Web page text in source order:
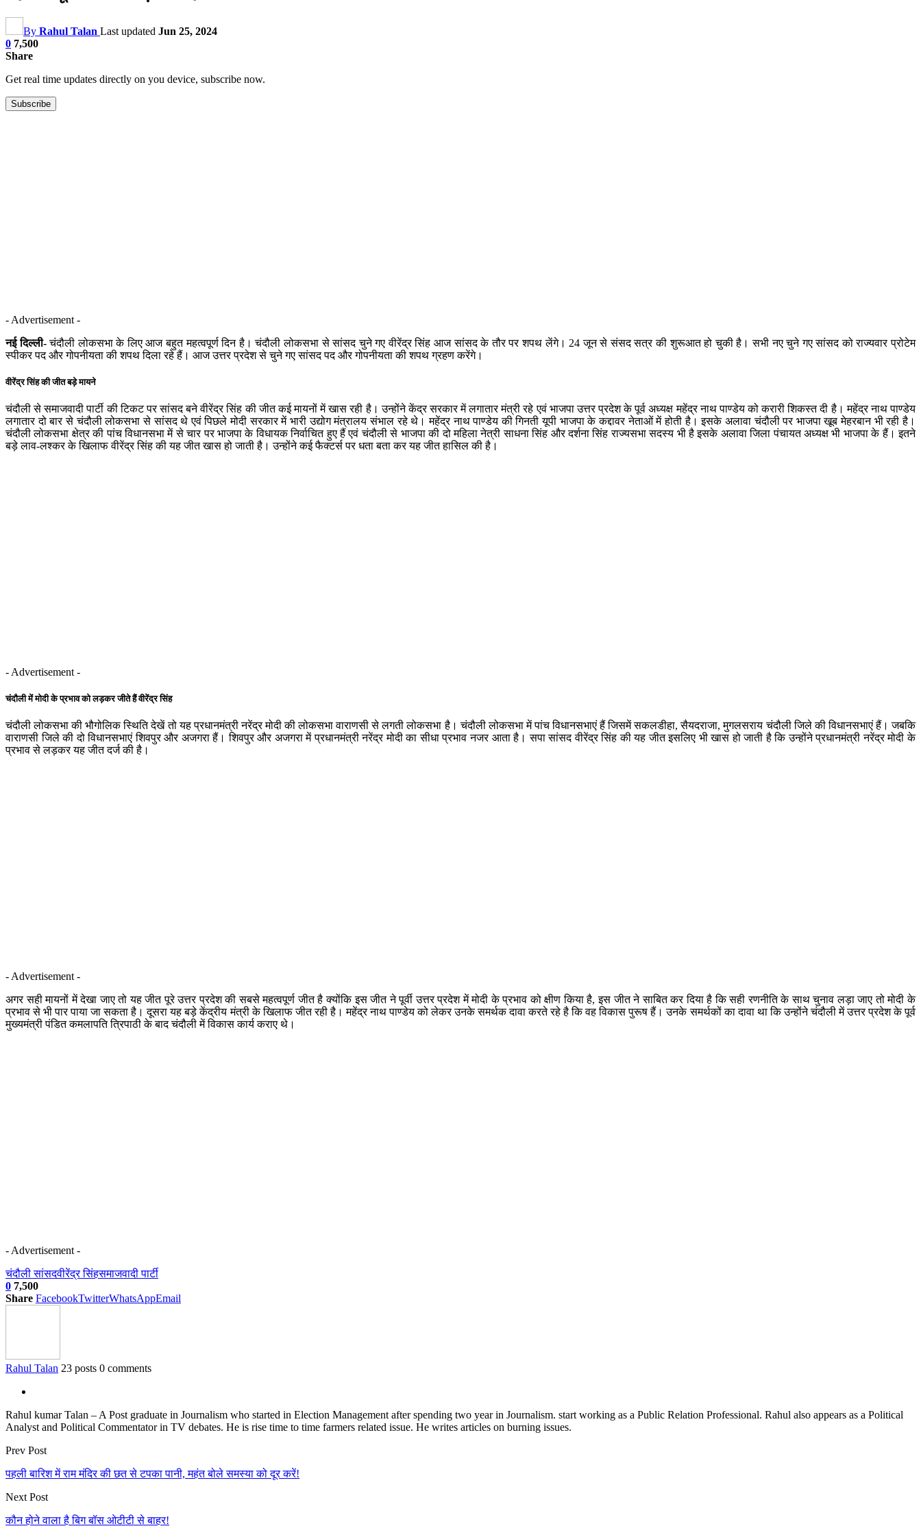
By Rahul Talan Last updated Jun 25, 2024
0 7,500
Share
Get real time updates directly on you device, subscribe now.
Subscribe
- Advertisement -
नई दिल्ली-चंदौली लोकसभा के लिए आज बहुत महत्वपूर्ण दिन है। चंदौली लोकसभा से सांसद चुने गए वीरेंद्र सिंह आज सांसद के तौर पर शपथ लेंगे। 24 जून से संसद सत्र की शुरूआत हो चुकी है। सभी नए चुने गए सांसद को राज्यवार प्रोटेम
स्पीकर पद और गोपनीयता की शपथ दिला रहे हैं। आज उत्तर प्रदेश से चुने गए सांसद पद और गोपनीयता की शपथ ग्रहण करेंगे।
वीरेंद्र सिंह की जीत बड़े मायने
चंदौली से समाजवादी पार्टी की टिकट पर सांसद बने वीरेंद्र सिंह की जीत कई मायनों में खास रही है। उन्होंने केंद्र सरकार में लगातार मंत्री रहे एवं भाजपा उत्तर प्रदेश के पूर्व अध्यक्ष महेंद्र नाथ पाण्डेय को करारी शिकस्त दी है। महेंद्र नाथ पाण्डेय
लगातार दो बार से चंदौली लोकसभा से सांसद थे एवं पिछले मोदी सरकार में भारी उद्योग मंत्रालय संभाल रहे थे। महेंद्र नाथ पाण्डेय की गिनती यूपी भाजपा के कद्दावर नेताओं में होती है। इसके अलावा चंदौली पर भाजपा खूब मेहरबान भी रही है।
चंदौली लोकसभा क्षेत्र की पांच विधानसभा में से चार पर भाजपा के विधायक निर्वाचित हुए हैं एवं चंदौली से भाजपा की दो महिला नेत्री साधना सिंह और दर्शना सिंह राज्यसभा सदस्य भी है इसके अलावा जिला पंचायत अध्यक्ष भी भाजपा के हैं। इतने
बड़े लाव-लश्कर के खिलाफ वीरेंद्र सिंह की यह जीत खास हो जाती है। उन्होंने कई फैक्टर्स पर धता बता कर यह जीत हासिल की है।
- Advertisement -
चंदौली में मोदी के प्रभाव को लड़कर जीते हैं वीरेंद्र सिंह
चंदौली लोकसभा की भौगोलिक स्थिति देखें तो यह प्रधानमंत्री नरेंद्र मोदी की लोकसभा वाराणसी से लगती लोकसभा है। चंदौली लोकसभा में पांच विधानसभाएं हैं जिसमें सकलडीहा, सैयदराजा, मुगलसराय चंदौली जिले की विधानसभाएं हैं। जबकि
वाराणसी जिले की दो विधानसभाएं शिवपुर और अजगरा हैं। शिवपुर और अजगरा में प्रधानमंत्री नरेंद्र मोदी का सीधा प्रभाव नजर आता है। सपा सांसद वीरेंद्र सिंह की यह जीत इसलिए भी खास हो जाती है कि उन्होंने प्रधानमंत्री नरेंद्र मोदी के
प्रभाव से लड़कर यह जीत दर्ज की है।
- Advertisement -
अगर सही मायनों में देखा जाए तो यह जीत पूरे उत्तर प्रदेश की सबसे महत्वपूर्ण जीत है क्योंकि इस जीत ने पूर्वी उत्तर प्रदेश में मोदी के प्रभाव को क्षीण किया है, इस जीत ने साबित कर दिया है कि सही रणनीति के साथ चुनाव लड़ा जाए तो मोदी के
प्रभाव से भी पार पाया जा सकता है। दूसरा यह बड़े केंद्रीय मंत्री के खिलाफ जीत रही है। महेंद्र नाथ पाण्डेय को लेकर उनके समर्थक दावा करते रहे है कि वह विकास पुरूष हैं। उनके समर्थकों का दावा था कि उन्होंने चंदौली में उत्तर प्रदेश के पूर्व
मुख्यमंत्री पंडित कमलापति त्रिपाठी के बाद चंदौली में विकास कार्य कराए थे।
- Advertisement -
चंदौली सांसदवीरेंद्र सिंहसमाजवादी पार्टी
0 7,500
Share FacebookTwitterWhatsAppEmail
Rahul Talan 23 posts 0 comments
Rahul kumar Talan – A Post graduate in Journalism who started in Election Management after spending two year in Journalism. start working as a Public Relation Professional. Rahul also appears as a Political
Analyst and Political Commentator in TV debates. He is rise time to time farmers related issue. He writes articles on burning issues.
Prev Post
पहली बारिश में राम मंदिर की छत से टपका पानी, महंत बोले समस्या को दूर करें!
Next Post
कौन होने वाला है बिग बॉस ओटीटी से बाहर!